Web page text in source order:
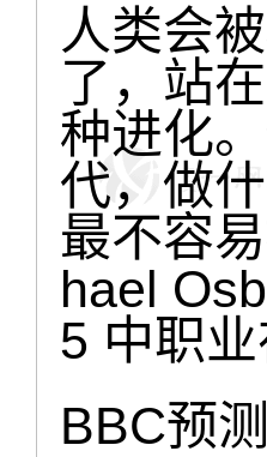
人类会
了，站
种进化
代，做
最不容
hael
5 中职
BBC预测